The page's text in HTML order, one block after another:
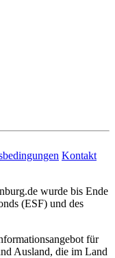
Kontakt
wurde bis Ende
(ESF) und des
für
Ausland, die im Land